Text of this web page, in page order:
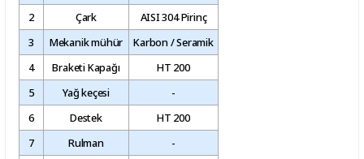
2
Çark
AISI 304 Pirinç
3
Mekanik mühür
Karbon / Seramik
4
Braketi Kapağı
HT 200
5
Yağ keçesi
-
6
Destek
HT 200
7
Rulman
-